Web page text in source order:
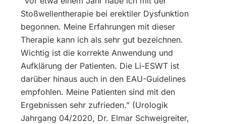
Stoßwellentherapie bei erektiler Dysfunktion
begonnen. Meine Erfahrungen mit dieser
Therapie kann ich als sehr gut bezeichnen.
Wichtig ist die korrekte Anwendung und
Aufklärung der Patienten. Die Li-ESWT ist
darüber hinaus auch in den EAU-Guidelines
empfohlen. Meine Patienten sind mit den
Ergebnissen sehr zufrieden.” (Urologik
Jahrgang 04/2020, Dr. Elmar Schweigreiter,